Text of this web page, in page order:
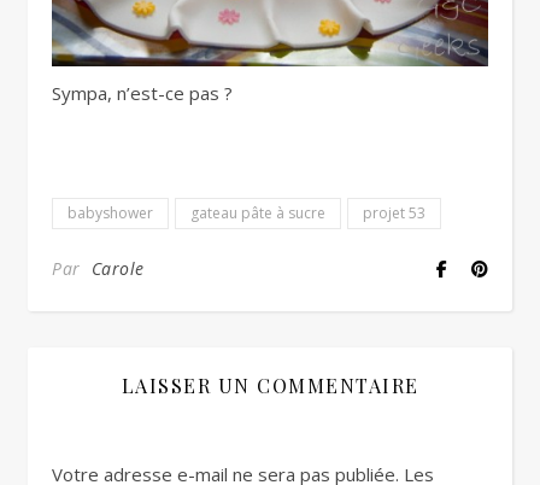
Sympa, n’est-ce pas ?
babyshower gateau pâte à sucre projet 53
Par Carole
LAISSER UN COMMENTAIRE
Votre adresse e-mail ne sera pas publiée. Les